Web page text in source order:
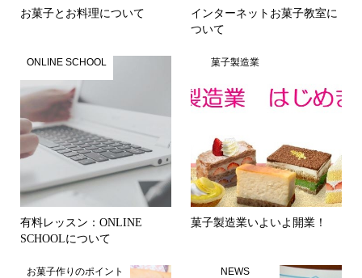
お菓子とお料理について
インターネットお菓子教室に
ついて
ONLINE SCHOOL
有料レッスン：ONLINE
SCHOOLについて
菓子製造業
菓子製造業いよいよ開業！
お菓子作りのポイント NEWS